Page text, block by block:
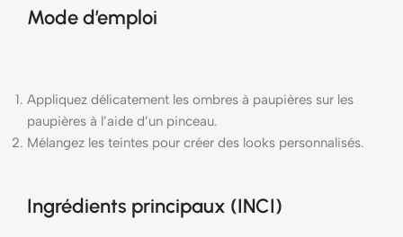
Mode d’emploi
Appliquez délicatement les ombres à paupières sur les
paupières à l’aide d’un pinceau.
Mélangez les teintes pour créer des looks personnalisés.
Ingrédients principaux (INCI)